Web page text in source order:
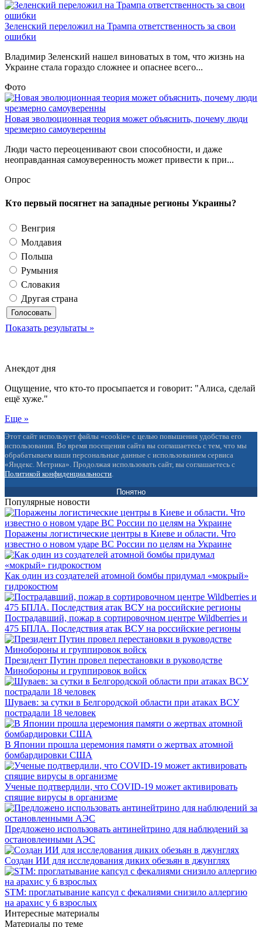
Зеленский переложил на Трампа ответственность за свои
ошибки
Владимир Зеленский нашел виноватых в том, что жизнь на
Украине стала гораздо сложнее и опаснее всего...
Фото
Новая эволюционная теория может объяснить, почему люди
чрезмерно самоуверенны
Люди часто переоценивают свои способности, и даже
неоправданная самоуверенность может привести к при...
Опрос
Кто первый посягнет на западные регионы Украины?
Венгрия
Молдавия
Польша
Румыния
Словакия
Другая страна
Показать результаты »
Анекдот дня
Ощущение, что кто-то просыпается и говорит: "Алиса, сделай
ещё хуже."
Еще »
Этот сайт использует файлы «cookie» с целью повышения удобства его
использования. Во время посещения сайта вы соглашаетесь с тем, что мы
обрабатываем ваши персональные данные с использованием сервиса
«Яндекс. Метрика». Продолжая использовать сайт, вы соглашаетесь с
Политикой конфиденциальности.
Понятно
Популярные новости
Поражены логистические центры в Киеве и области. Что
известно о новом ударе ВС России по целям на Украине
Как один из создателей атомной бомбы придумал «мокрый»
гидрокостюм
Пострадавший, пожар в сортировочном центре Wildberries и
475 БПЛА. Последствия атак ВСУ на российские регионы
Президент Путин провел перестановки в руководстве
Минобороны и группировок войск
Шуваев: за сутки в Белгородской области при атаках ВСУ
пострадали 18 человек
В Японии прошла церемония памяти о жертвах атомной
бомбардировки США
Ученые подтвердили, что COVID-19 может активировать
спящие вирусы в организме
Предложено использовать антинейтрино для наблюдений за
остановленными АЭС
Создан ИИ для исследования диких обезьян в джунглях
STM: проглатывание капсул с фекалиями снизило аллергию
на арахис у 6 взрослых
Интересные материалы
Материалы по теме